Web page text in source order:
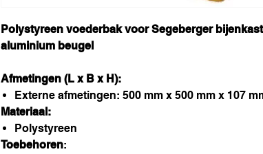
Polystyreen voederbak voor Segeberger
aluminium beugel
Afmetingen (L x B x H):
Externe afmetingen: 500 mm x 500 mm x 107
Materiaal:
Polystyreen
Toebehoren: